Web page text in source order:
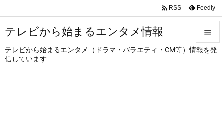
テレビから始まるエンタメ情報
テレビから始まるエンタメ（ドラマ・バラエティ・CM等）情報を発
信しています


 RSS Feedly